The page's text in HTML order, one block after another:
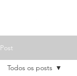
Post
Todos os posts